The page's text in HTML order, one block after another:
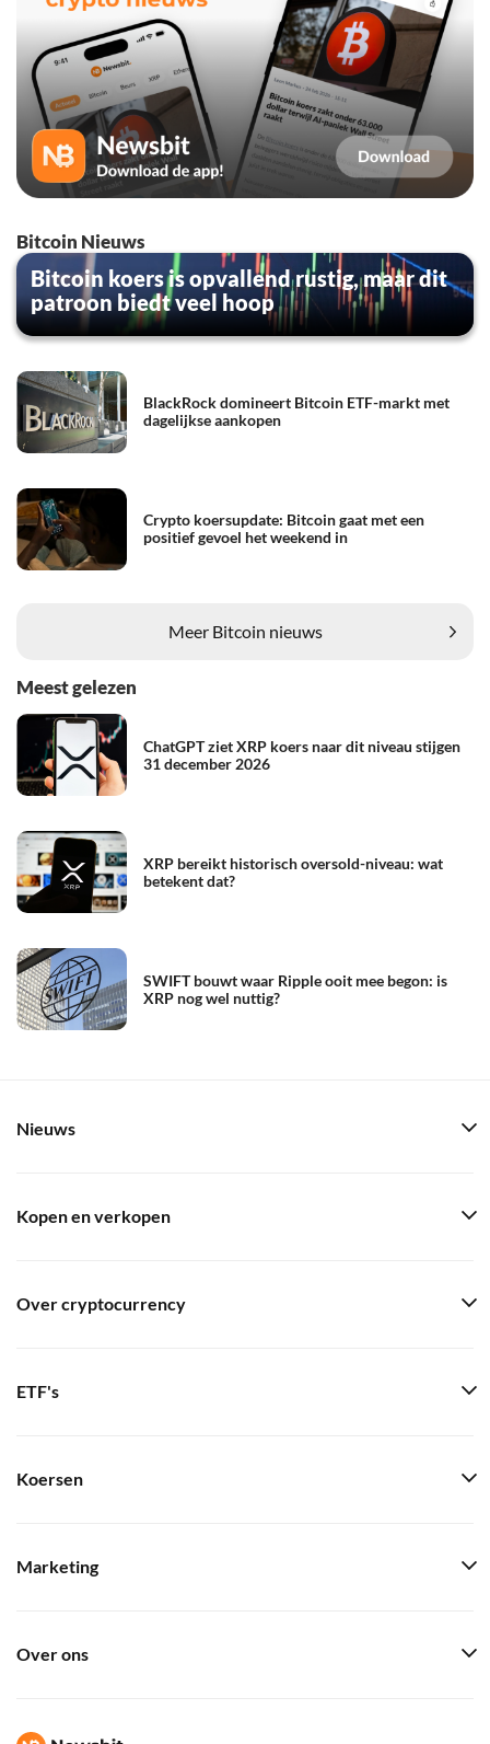
Bitcoin Nieuws
Bitcoin koers is opvallend rustig, maar dit
patroon biedt veel hoop
BlackRock domineert Bitcoin ETF-markt met
dagelijkse aankopen
Crypto koersupdate: Bitcoin gaat met een
positief gevoel het weekend in
Meer Bitcoin nieuws
Meest gelezen
ChatGPT ziet XRP koers naar dit niveau stijgen
31 december 2026
XRP bereikt historisch oversold-niveau: wat
betekent dat?
SWIFT bouwt waar Ripple ooit mee begon: is
XRP nog wel nuttig?
Nieuws
Kopen en verkopen
Over cryptocurrency
ETF's
Koersen
Marketing
Over ons